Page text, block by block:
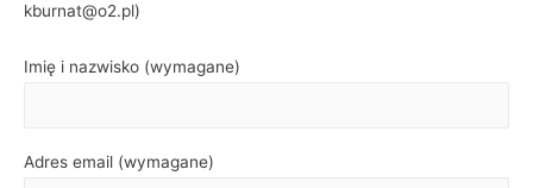
kburnat@o2.pl)
Imię i nazwisko (wymagane)
Adres email (wymagane)